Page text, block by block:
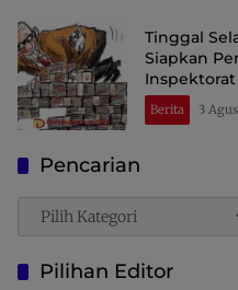
Tinggal
Siapkan
Inspektorat
Berita 3
Pencarian
Pencarian
Pilihan Editor